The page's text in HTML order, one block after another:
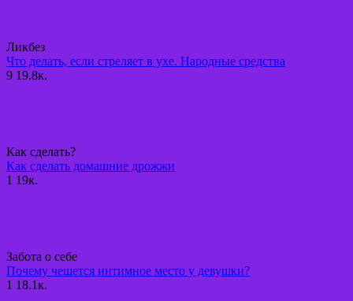
Ликбез
Что делать, если стреляет в ухе. Народные средства
9 19.8к.
Как сделать?
Как сделать домашние дрожжи
1 19к.
Забота о себе
Почему чешется интимное место у девушки?
1 18.1к.